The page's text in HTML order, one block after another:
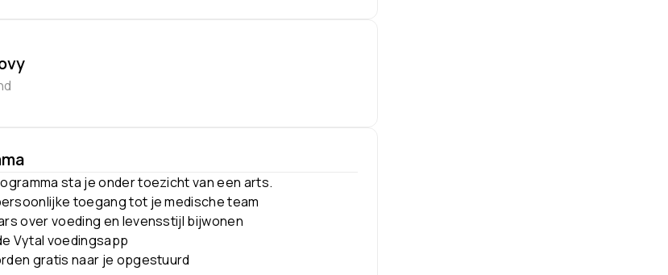
sta je onder toezicht van een arts.
toegang tot je medische team
over voeding en levensstijl bijwonen
Vytal voedingsapp
gratis naar je opgestuurd